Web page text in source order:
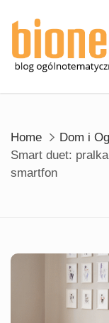
Home
Dom i
Smart duet:
smartfon